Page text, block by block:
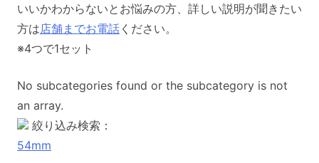
いいかわからないとお悩みの方、詳しい説明が聞きたい
方は店舗までお電話 ください。
※4つで1セット
No subcategories found or the subcategory is not
an array.
絞り込み検索：
54mm